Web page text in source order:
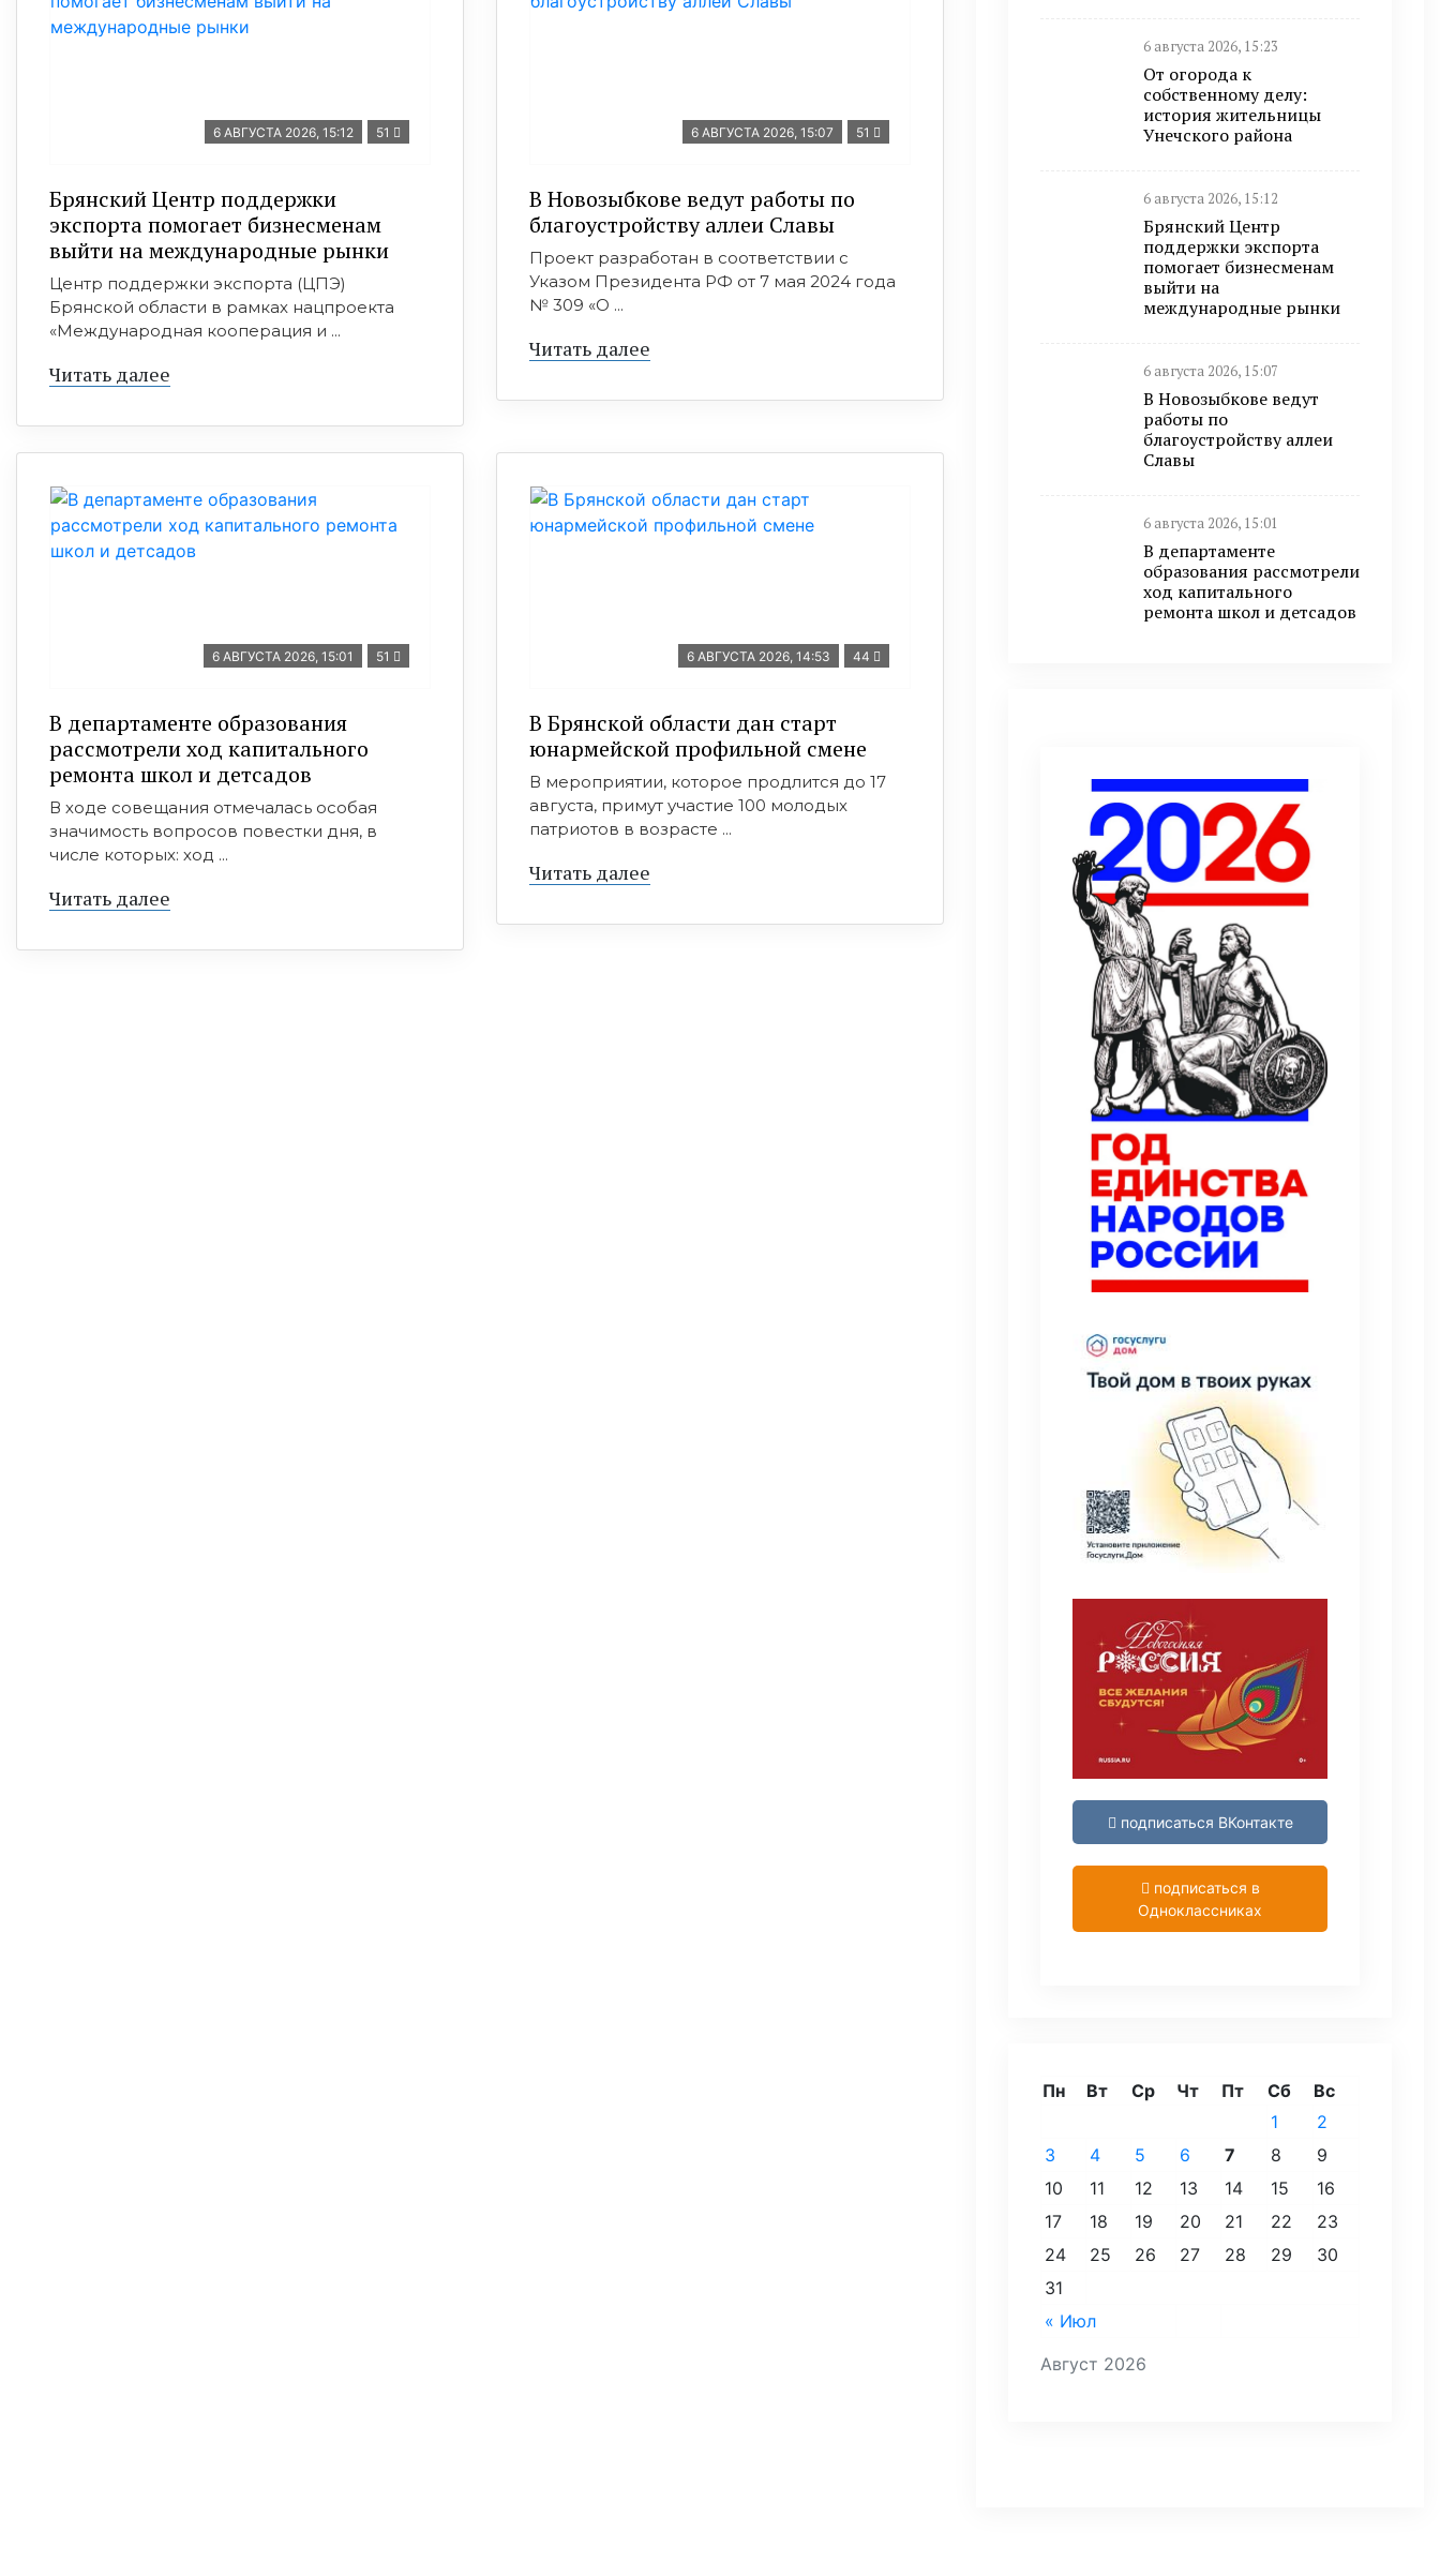
6 АВГУСТА 2026, 15:12 51
Брянский Центр поддержки
экспорта помогает бизнесменам
выйти на международные рынки
Центр поддержки экспорта (ЦПЭ)
Брянской области в рамках нацпроекта
«Международная кооперация и ...
Читать далее
6 АВГУСТА 2026, 15:07 51
В Новозыбкове ведут работы по
благоустройству аллеи Славы
Проект разработан в соответствии с
Указом Президента РФ от 7 мая 2024 года
№ 309 «О ...
Читать далее
6 АВГУСТА 2026, 15:01 51
В департаменте образования
рассмотрели ход капитального
ремонта школ и детсадов
В ходе совещания отмечалась особая
значимость вопросов повестки дня, в
числе которых: ход ...
Читать далее
6 АВГУСТА 2026, 14:53 44
В Брянской области дан старт
юнармейской профильной смене
В мероприятии, которое продлится до 17
августа, примут участие 100 молодых
патриотов в возрасте ...
Читать далее
6 августа 2026, 15:23
От огорода к
собственному делу:
история жительницы
Унечского района
6 августа 2026, 15:12
Брянский Центр
поддержки экспорта
помогает бизнесменам
выйти на
международные рынки
6 августа 2026, 15:07
В Новозыбкове ведут
работы по
благоустройству аллеи
Славы
6 августа 2026, 15:01
В департаменте
образования рассмотрели
ход капитального
ремонта школ и детсадов
подписаться ВКонтакте
подписаться в
Одноклассниках
Август 2026
Пн Вт Ср Чт Пт Сб Вс
« Июл
1
2
3
4 5 6 7 8
9
10
11 12 13 14 15
16
17
18 19 20 21 22
23
24
25 26 27 28 29
30
31